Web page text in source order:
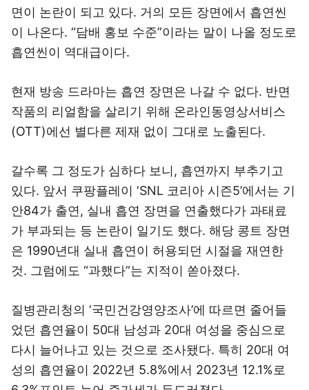
면이 논란이 되고 있다. 거의 모든 장면에서 흡연씬
이 나온다. “담배 홍보 수준”이라는 말이 나올 정도로
흡연씬이 역대급이다.
현재 방송 드라마는 흡연 장면은 나갈 수 없다. 반면
작품의 리얼함을 살리기 위해 온라인동영상서비스
(OTT)에선 별다른 제재 없이 그대로 노출된다.
갈수록 그 정도가 심하다 보니, 흡연까지 부추기고
있다. 앞서 쿠팡플레이 ‘SNL 코리아 시즌5’에서는 기
안84가 출연, 실내 흡연 장면을 연출했다가 과태료
가 부과되는 등 논란이 일기도 했다. 해당 콩트 장면
은 1990년대 실내 흡연이 허용되던 시절을 재연한
것. 그럼에도 “과했다”는 지적이 쏟아졌다.
질병관리청의 ‘국민건강영양조사’에 따르면 줄어들
었던 흡연율이 50대 남성과 20대 여성을 중심으로
다시 늘어나고 있는 것으로 조사됐다. 특히 20대 여
성의 흡연율이 2022년 5.8%에서 2023년 12.1%로